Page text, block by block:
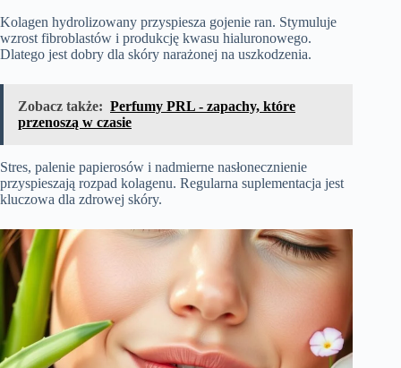
Kolagen hydrolizowany przyspiesza gojenie ran. Stymuluje
wzrost fibroblastów i produkcję kwasu hialuronowego.
Dlatego jest dobry dla skóry narażonej na uszkodzenia.
Zobacz także: Perfumy PRL - zapachy, które
przenoszą w czasie
Stres, palenie papierosów i nadmierne nasłonecznienie
przyspieszają rozpad kolagenu. Regularna suplementacja jest
kluczowa dla zdrowej skóry.